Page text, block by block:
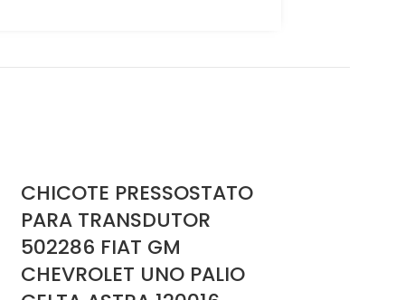
CHICOTE PRESSOSTATO
PARA TRANSDUTOR
502286 FIAT GM
CHEVROLET UNO PALIO